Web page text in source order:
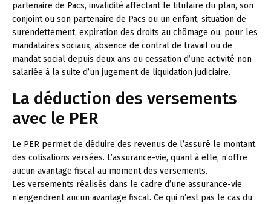
partenaire de Pacs, invalidité affectant le titulaire du plan, son
conjoint ou son partenaire de Pacs ou un enfant, situation de
surendettement, expiration des droits au chômage ou, pour les
mandataires sociaux, absence de contrat de travail ou de
mandat social depuis deux ans ou cessation d’une activité non
salariée à la suite d’un jugement de liquidation judiciaire.
La déduction des versements
avec le PER
Le PER permet de déduire des revenus de l’assuré le montant
des cotisations versées. L’assurance-vie, quant à elle, n’offre
aucun avantage fiscal au moment des versements.
Les versements réalisés dans le cadre d’une assurance-vie
n’engendrent aucun avantage fiscal. Ce qui n’est pas le cas du